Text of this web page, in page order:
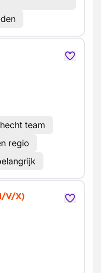
team
regio
V/X)